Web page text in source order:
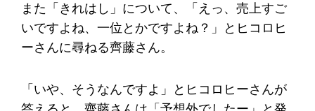
また「きれはし」について、「えっ、売上すご
いですよね、一位とかですよね？」とヒコロヒ
ーさんに尋ねる齊藤さん。
「いや、そうなんですよ」とヒコロヒーさんが